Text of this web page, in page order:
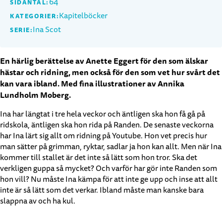
SIDANTAL:
KATEGORIER:Kapitelböcker
SERIE:Ina Scot
En härlig berättelse av Anette Eggert för den som älskar
hästar och ridning, men också för den som vet hur svårt det
kan vara ibland. Med fina illustrationer av Annika
Lundholm Moberg.
Ina har längtat i tre hela veckor och äntligen ska hon få gå på
ridskola, äntligen ska hon rida på Randen. De senaste veckorna
har Ina lärt sig allt om ridning på Youtube. Hon vet precis hur
man sätter på grimman, ryktar, sadlar ja hon kan allt. Men när Ina
kommer till stallet är det inte så lätt som hon tror. Ska det
verkligen guppa så mycket? Och varför har gör inte Randen som
hon vill? Nu måste Ina kämpa för att inte ge upp och inse att allt
inte är så lätt som det verkar. Ibland måste man kanske bara
slappna av och ha kul.